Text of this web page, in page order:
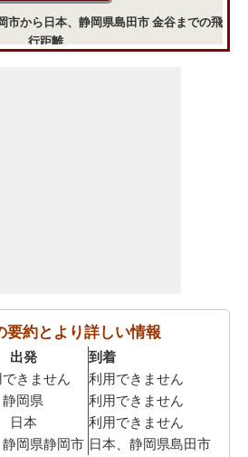
市から日本、静岡県島田市 金谷までの飛
行距離
要約とより詳しい情報
出発
きません
静岡県
日本
静岡県静岡市
到着
利用できません
利用できません
利用できません
日本、静岡県島田市